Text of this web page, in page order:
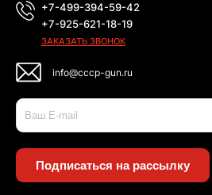
+7-499-394-59-42
+7-925-621-18-19
ЗАКАЗАТЬ ЗВОНОК
info@cccp-gun.ru
Подписаться на рассылку